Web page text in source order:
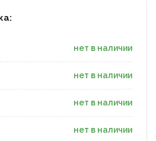
нет в наличии
нет в наличии
нет в наличии
нет в наличии